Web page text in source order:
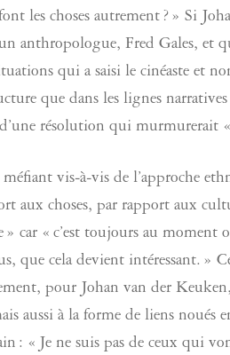
les choses autrement ? » Si
anthropologue, Fred Gales, et
qui a saisi le cinéaste et
que dans les lignes
résolution qui murmurerait
vis-à-vis de l’approche
aux choses, par rapport aux
car « c’est toujours au moment
que cela devient intéressant. »
pour Johan van der
aussi à la forme de liens noués
: « Je ne suis pas de ceux qui